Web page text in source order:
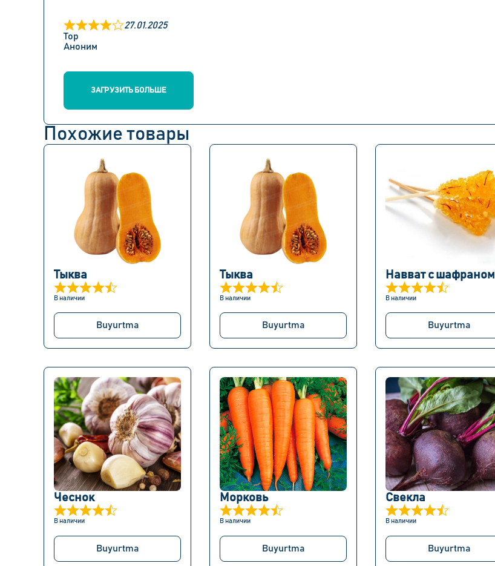
27.01.2025
Top
Аноним
ЗАГРУЗИТЬ БОЛЬШЕ
Похожие товары
Тыква
В наличии
Buyurtma
Тыква
В наличии
Buyurtma
Навват с шафраном
В наличии
Buyurtma
Чеснок
В наличии
Buyurtma
Морковь
В наличии
Buyurtma
Свекла
В наличии
Buyurtma